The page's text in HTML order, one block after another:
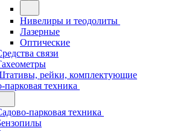
Нивелиры и теодолиты
Лазерные
Оптические
связи
рейки, комплектующие
парковая техника
парковая техника